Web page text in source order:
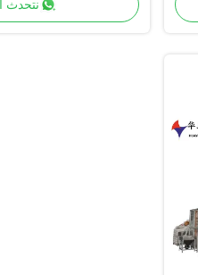
نتحدث